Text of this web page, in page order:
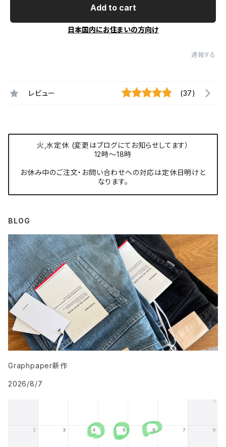
Add to cart
日本国内にお住まいの方向け
通報する
レビュー (37)
火,水定休 (変更はブログにてお知らせしてます）
12時〜18時
お休み中のご注文・お問い合わせへの対応は定休日明けと
なります。
BLOG
Graphpaper新作
2026/8/7